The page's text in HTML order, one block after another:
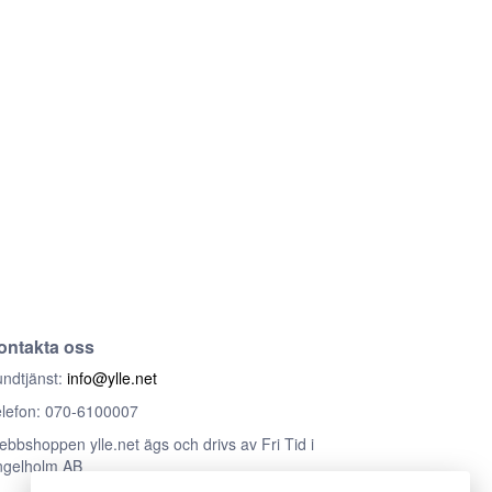
oss
info@ylle.net
070-6100007
ylle.net ägs och drivs av Fri Tid i
AB